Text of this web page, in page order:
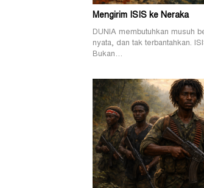
Mengirim ISIS ke Neraka
DUNIA membutuhkan musuh
nyata, dan tak terbantahkan.
Bukan…